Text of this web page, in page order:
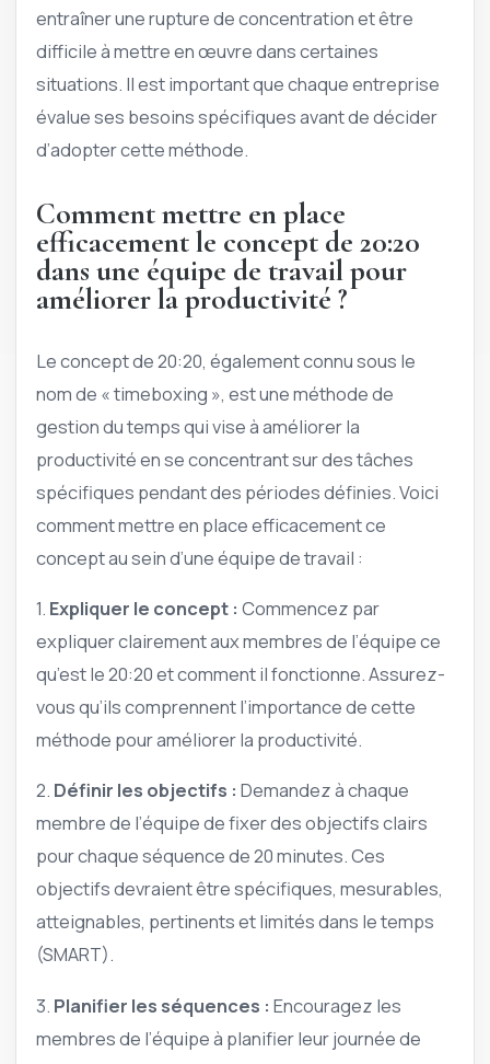
entraîner une rupture de concentration et être
difficile à mettre en œuvre dans certaines
situations. Il est important que chaque entreprise
évalue ses besoins spécifiques avant de décider
d’adopter cette méthode.
Comment mettre en place
efficacement le concept de 20:20
dans une équipe de travail pour
améliorer la productivité ?
Le concept de 20:20, également connu sous le
nom de « timeboxing », est une méthode de
gestion du temps qui vise à améliorer la
productivité en se concentrant sur des tâches
spécifiques pendant des périodes définies. Voici
comment mettre en place efficacement ce
concept au sein d’une équipe de travail :
1. Expliquer le concept : Commencez par
expliquer clairement aux membres de l’équipe ce
qu’est le 20:20 et comment il fonctionne. Assurez-
vous qu’ils comprennent l’importance de cette
méthode pour améliorer la productivité.
2. Définir les objectifs : Demandez à chaque
membre de l’équipe de fixer des objectifs clairs
pour chaque séquence de 20 minutes. Ces
objectifs devraient être spécifiques, mesurables,
atteignables, pertinents et limités dans le temps
(SMART).
3. Planifier les séquences : Encouragez les
membres de l’équipe à planifier leur journée de